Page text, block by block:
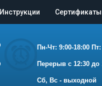
Инструкции Сертификаты
Пн-Чт: 9:00-18:00
Перерыв с 12:30 до
Сб, Вс - выходной